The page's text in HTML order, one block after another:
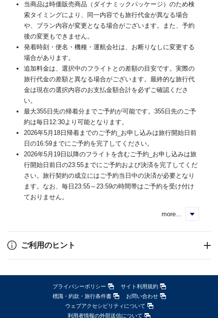
当商品は時価販売商品（ダイナミックパッケージ）のため検
索タイミングにより、同一内容でも旅行代金が異なる場合
や、プラン内容が変更となる場合がございます。また、予約
後の変更もできません。
発着時刻・便名・機種・運航会社は、お断りなしに変更する
場合があります。
追加料金は、選択中のフライトとの差額の目安です。実際の
旅行代金の差額と異なる場合がございます。最終的な旅行代
金は現在の選択内容のお支払金額合計を必ずご確認くださ
い。
最大355日先の帰着分までご予約が可能です。355日先のご予
約は毎日12:30より可能となります。
2026年5月18日帰着までのご予約_お申し込みは旅行開始日前
日の16:59までにご予約を完了してください。
2026年5月19日以降のフライトを含むご予約_お申し込みは旅
行開始日前日の23:55までにご予約および決済を完了してくだ
さい。旅行契約の成立にはご予約当日中の決済が必要となり
ます。なお、毎日23:55～23:59の時間帯はご予約を受け付け
ておりません。
more...
ご利用のヒント
プライバシーポリシー
サイト利用規約
標識・約款・旅行条件書
お問い合わせ
ウェブアクセシビリティについて
利用者情報の外部送信について